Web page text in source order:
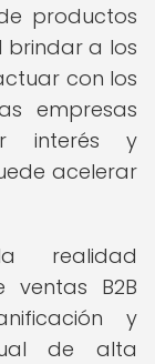
productos
brindar a los
con los
empresas
interés y
acelerar
realidad
B2B
y
de alta